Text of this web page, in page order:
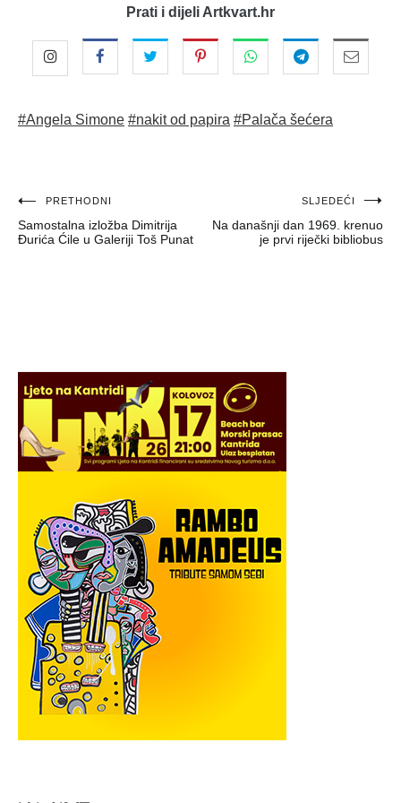
Prati i dijeli Artkvart.hr
#Angela Simone #nakit od papira #Palača šećera
Navigacija
objava
PRETHODNI
Samostalna izložba Dimitrija
Đurića Ćile u Galeriji Toš Punat
SLJEDEĆI
Na današnji dan 1969. krenuo
je prvi riječki bibliobus